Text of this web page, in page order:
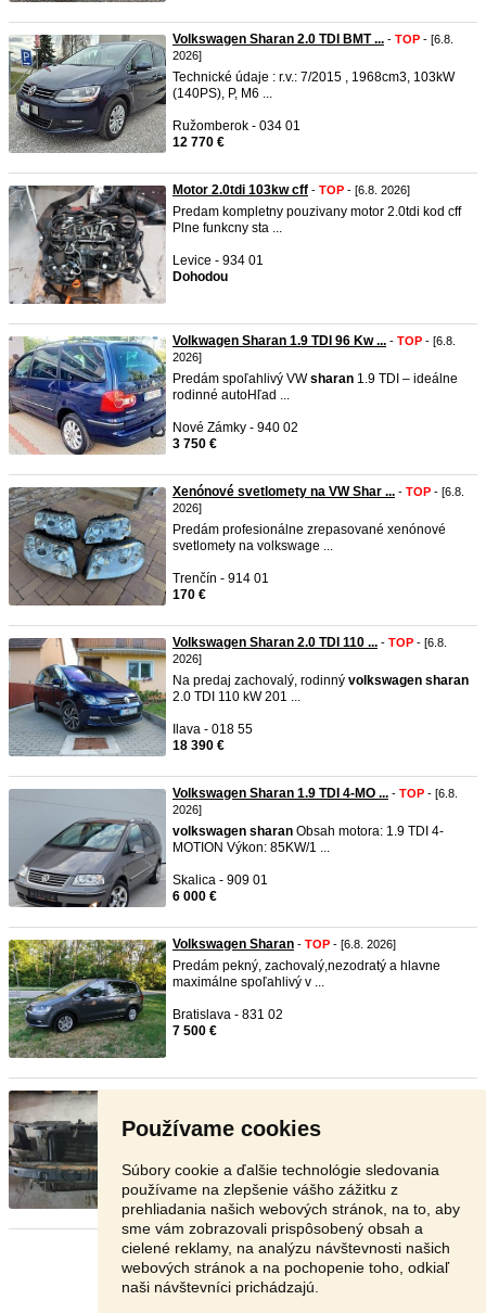
Používame cookies
Súbory cookie a ďalšie technológie sledovania
používame na zlepšenie vášho zážitku z
prehliadania našich webových stránok, na to, aby
sme vám zobrazovali prispôsobený obsah a
cielené reklamy, na analýzu návštevnosti našich
webových stránok a na pochopenie toho, odkiaľ
naši návštevníci prichádzajú.
Volkswagen Sharan 2.0 TDI BMT ... - TOP - [6.8.
2026]
Technické údaje : r.v.: 7/2015 , 1968cm3, 103kW
(140PS), P, M6 ...
Ružomberok - 034 01
12 770 €
Motor 2.0tdi 103kw cff - TOP - [6.8. 2026]
Predam kompletny pouzivany motor 2.0tdi kod cff
Plne funkcny sta ...
Levice - 934 01
Dohodou
Volkwagen Sharan 1.9 TDI 96 Kw ... - TOP - [6.8.
2026]
Predám spoľahlivý VWsharan 1.9 TDI – ideálne
rodinné auto ​Hľad ...
Nové Zámky - 940 02
3 750 €
Xenónové svetlomety na VW Shar ... - TOP - [6.8.
2026]
Predám profesionálne zrepasované xenónové
svetlomety na volkswage ...
Trenčín - 914 01
170 €
Volkswagen Sharan 2.0 TDI 110 ... - TOP - [6.8.
2026]
Na predaj zachovalý, rodinný volkswagen sharan
2.0 TDI 110 kW 201 ...
Ilava - 018 55
18 390 €
Volkswagen Sharan 1.9 TDI 4-MO ... - TOP - [6.8.
2026]
volkswagen sharan Obsah motora: 1.9 TDI 4-
MOTION Výkon: 85KW/1 ...
Skalica - 909 01
6 000 €
Volkswagen Sharan - TOP - [6.8. 2026]
Predám pekný, zachovalý,nezodratý a hlavne
maximálne spoľahlivý v ...
Bratislava - 831 02
7 500 €
volkswagen sharanalhambra predne celo stena
Levice - 934 01
Dohodou
Stránka: 1 2 3 Ďalšia